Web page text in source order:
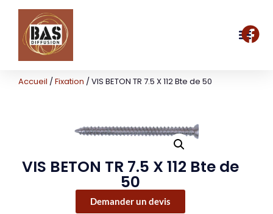
Accueil /Fixation / VIS BETON TR 7.5 X 112 Bte de 50
VIS BETON TR 7.5 X 112 Bte de
50
Demander un devis